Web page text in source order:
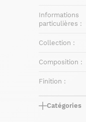
Informations
particulières :
Collection :
Composition :
Finition :
Catégories